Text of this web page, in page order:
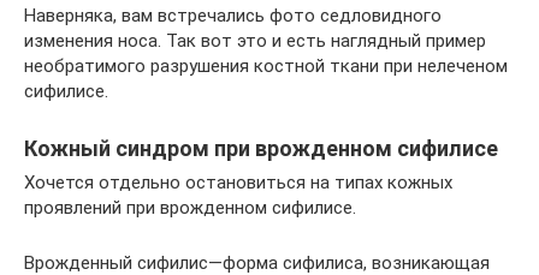
Наверняка, вам встречались фото седловидного
изменения носа. Так вот это и есть наглядный пример
необратимого разрушения костной ткани при нелеченом
сифилисе.
Кожный синдром при врожденном сифилисе
Хочется отдельно остановиться на типах кожных
проявлений при врожденном сифилисе.
Врожденный сифилис—форма сифилиса, возникающая